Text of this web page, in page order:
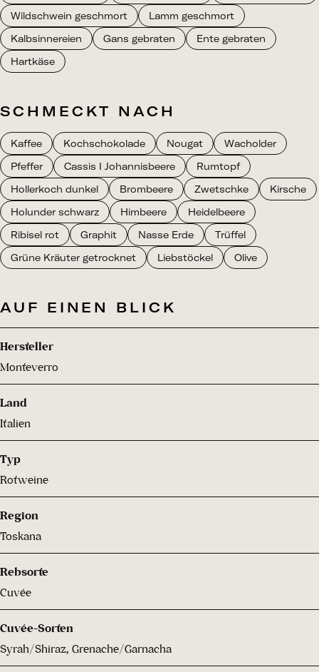
Wildschwein geschmort
Lamm geschmort
Kalbsinnereien
Gans gebraten
Ente gebraten
Hartkäse
SCHMECKT NACH
Kaffee Kochschokolade Nougat
Wacholder
Pfeffer
Cassis I Johannisbeere
Rumtopf
Hollerkoch dunkel
Brombeere Zwetschke
Kirsche
Holunder schwarz
Himbeere
Heidelbeere
Ribisel rot
Graphit Nasse Erde
Trüffel
Grüne Kräuter getrocknet
Liebstöckel Olive
AUF EINEN BLICK
Hersteller
Monteverro
Land
Italien
Typ
Rotweine
Region
Toskana
Rebsorte
Cuvée
Cuvée-Sorten
Syrah/Shiraz, Grenache/Garnacha